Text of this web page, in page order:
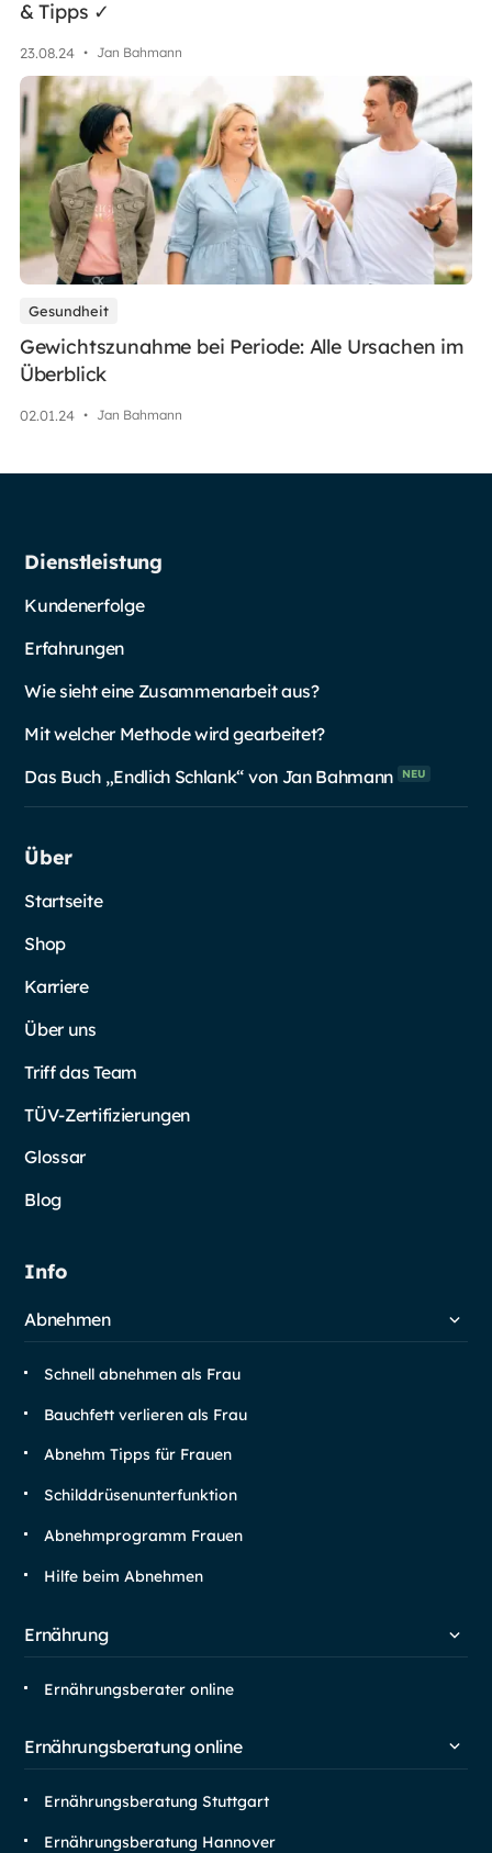
& Tipps ✓
23.08.24 • Jan Bahmann
Gesundheit
Gewichtszunahme bei Periode: Alle Ursachen im
Überblick
02.01.24 • Jan Bahmann
Dienstleistung
Kundenerfolge
Erfahrungen
Wie sieht eine Zusammenarbeit aus?
Mit welcher Methode wird gearbeitet?
Das Buch „Endlich Schlank“ von Jan Bahmann NEU
Über
Startseite
Shop
Karriere
Über uns
Triff das Team
TÜV-Zertifizierungen
Glossar
Blog
Info
Abnehmen
Schnell abnehmen als Frau
Bauchfett verlieren als Frau
Abnehm Tipps für Frauen
Schilddrüsen­unterfunktion
Abnehm­programm Frauen
Hilfe beim Abnehmen
Ernährung
Ernährungsberater online
Ernährungsberatung online
Ernährungsberatung Stuttgart
Ernährungsberatung Hannover